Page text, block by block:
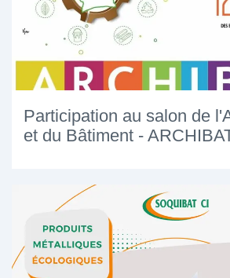
Participation au salon de
et du Bâtiment -